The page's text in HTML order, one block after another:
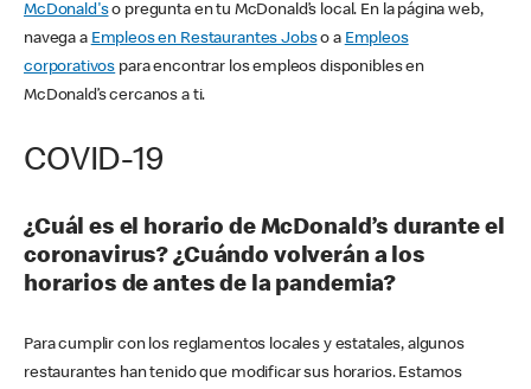
McDonald'so pregunta en tu McDonald’s local. En la página web,
navega a Empleos en Restaurantes Jobso a Empleos
corporativos para encontrar los empleos disponibles en
McDonald’s cercanos a ti.
COVID-19
¿Cuál es el horario de McDonald’s durante el
coronavirus? ¿Cuándo volverán a los
horarios de antes de la pandemia?
Para cumplir con los reglamentos locales y estatales, algunos
restaurantes han tenido que modificar sus horarios. Estamos